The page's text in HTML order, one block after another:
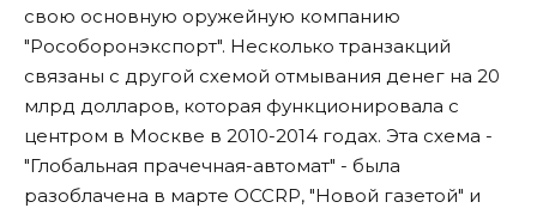
свою основную оружейную компанию
"Рособоронэкспорт". Несколько транзакций
связаны с другой схемой отмывания денег на 20
млрд долларов, которая функционировала с
центром в Москве в 2010-2014 годах. Эта схема -
"Глобальная прачечная-автомат" - была
разоблачена в марте OCCRP, "Новой газетой" и